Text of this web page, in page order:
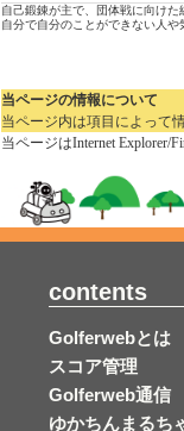
自己鍛錬が主で、団体戦に向けた
自分で自分のことができない人や
当ページの情報について
当ページ内は項目によって
当ページはInternet Explorer/
contents
Golferwebとは
スコア管理
Golferweb通信
ゆかちんまるち